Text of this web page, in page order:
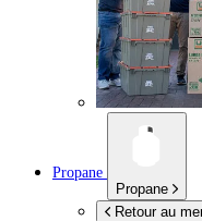
Propane
Propane
Retour au